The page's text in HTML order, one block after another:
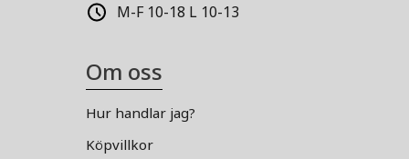
M-F 10-18 L 10-13
Om oss
Hur handlar jag?
Köpvillkor